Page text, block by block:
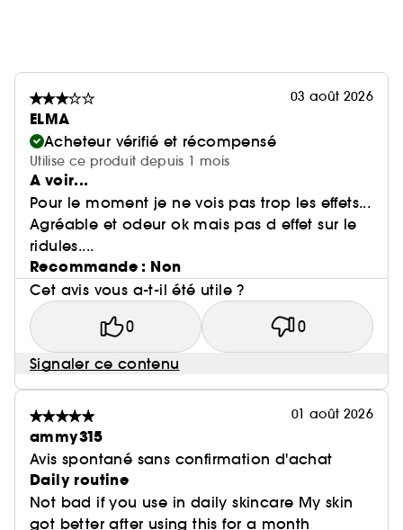
03 août 2026
ELMA
Acheteur vérifié et récompensé
Utilise ce produit depuis 1 mois
A voir...
Pour le moment je ne vois pas trop les effets...
Agréable et odeur ok mais pas d effet sur le
ridules....
Recommande : Non
Cet avis vous a-t-il été utile ?
0 0
Signaler ce contenu
01 août 2026
ammy315
Avis spontané sans confirmation d'achat
Daily routine
Not bad if you use in daily skincare My skin
got better after using this for a month